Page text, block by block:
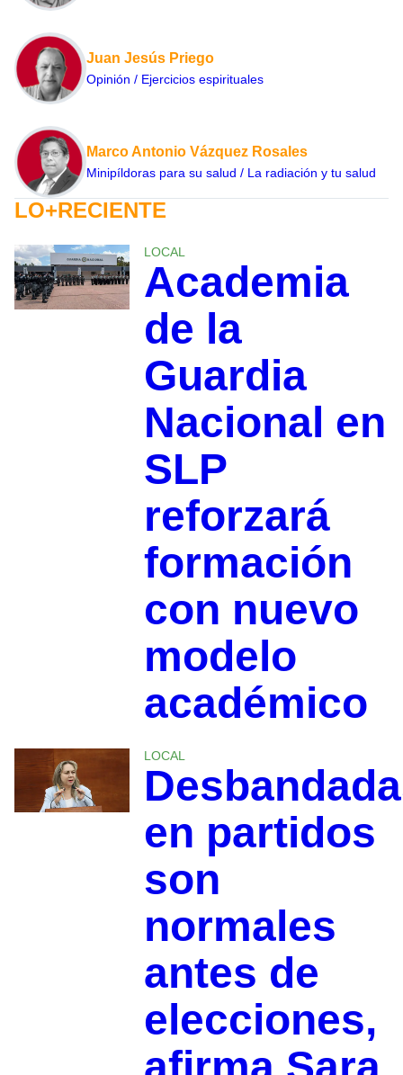
Juan Jesús Priego
Opinión / Ejercicios espirituales
Marco Antonio Vázquez Rosales
Minipíldoras para su salud / La radiación y tu salud
LO+RECIENTE
LOCAL
Academia
de la
Guardia
Nacional en
SLP
reforzará
formación
con nuevo
modelo
académico
LOCAL
en partidos
son
normales
antes de
elecciones,